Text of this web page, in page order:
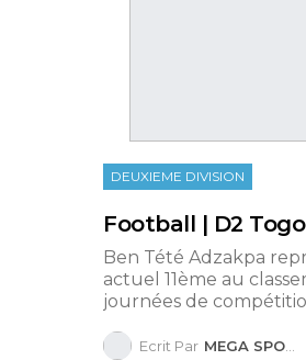
DEUXIEME DIVISION
Football | D2
Ben Tété Adzakpa
actuel 11ème au
journées de
Ecrit Par MEGA SPORTS